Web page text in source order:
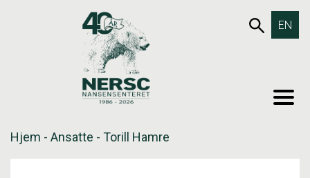
653SØK
EN
Hjem - Ansatte - Torill Hamre